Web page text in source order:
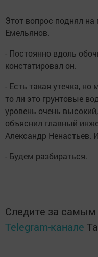
Этот вопрос поднял на
Емельянов.
- Постоянно вдоль
констатировал он.
- Есть такая утечка,
то ли это грунтовые
уровень очень
объяснил главный
Александр Ненастьев.
- Будем разбираться.
Следите за
Telegram-канале